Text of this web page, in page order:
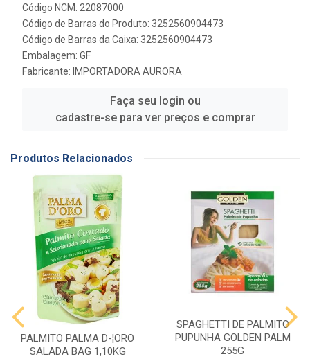
Código NCM: 22087000
Código de Barras do Produto: 3252560904473
Código de Barras da Caixa: 3252560904473
Embalagem: GF
Fabricante: IMPORTADORA AURORA
Faça seu login ou
cadastre-se para ver preços e comprar
Produtos Relacionados
PALMITO PALMA D-¦ORO
SALADA BAG 1,10KG
SPAGHETTI DE PALMITO
PUPUNHA GOLDEN PALM
255G